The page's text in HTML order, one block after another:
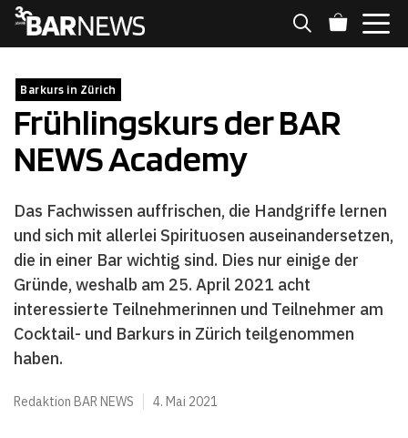
Zum
Inhalt
Barkurs in Zürich
Frühlingskurs der BAR
NEWS Academy
Das Fachwissen auffrischen, die Handgriffe lernen
und sich mit allerlei Spirituosen auseinandersetzen,
die in einer Bar wichtig sind. Dies nur einige der
Gründe, weshalb am 25. April 2021 acht
interessierte Teilnehmerinnen und Teilnehmer am
Cocktail- und Barkurs in Zürich teilgenommen
haben.
Redaktion BAR NEWS 4. Mai 2021